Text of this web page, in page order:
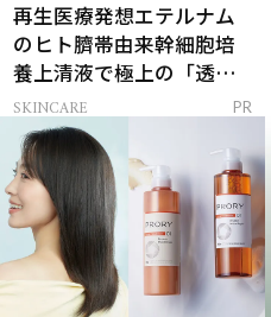
再生医療発想エテルナム
のヒト臍帯由来幹細胞培
養上清液で極上の「透明
感ハリ肌」へ
SKINCARE PR